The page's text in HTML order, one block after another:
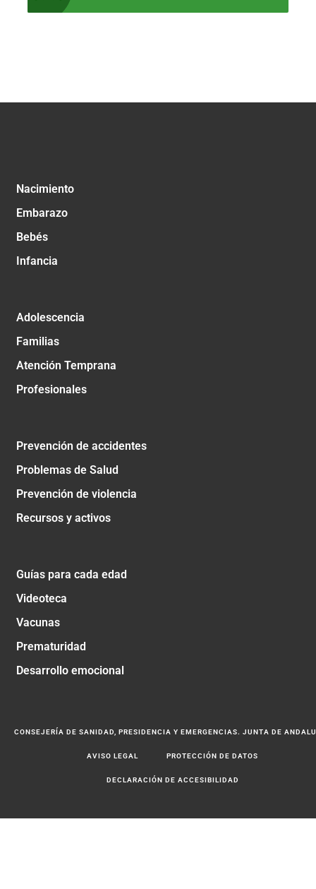
Nacimiento
Embarazo
Bebés
Infancia
Adolescencia
Familias
Atención Temprana
Profesionales
Prevención de accidentes
Problemas de Salud
Prevención de violencia
Recursos y activos
Guías para cada edad
Videoteca
Vacunas
Prematuridad
Desarrollo emocional
CONSEJERÍA DE SANIDAD, PRESIDENCIA Y EMERGENCIAS. JUNTA DE
AVISO LEGAL PROTECCIÓN DE DATOS
DECLARACIÓN DE ACCESIBILIDAD